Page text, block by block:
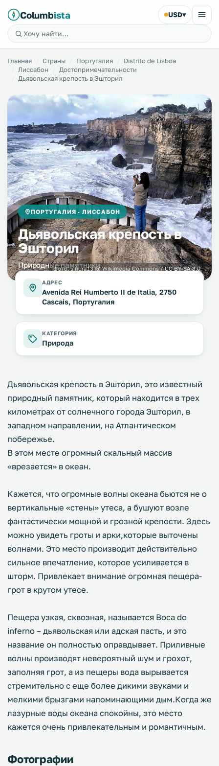
Columbista USD▾
Главная Страны Португалия
Distrito de Lisboa
Лиссабон
Достопримечательности
Дьявольская крепость в Эшторил
ПОРТУГАЛИЯ · ЛИССАБОН
Дьявольская крепость в
Эшторил
Природные памятники
фото:singra13@ Wikimedia Commons /CC BY-SA 3.0
АДРЕС
Avenida Rei Humberto II de Italia, 2750
Cascais, Португалия
КАТЕГОРИЯ
Природа
Дьявольская крепость в Эшторил, это известный
природный памятник, который находится в трех
километрах от солнечного города Эшторил, в
западном направлении, на Атлантическом
побережье.
В этом месте огромный скальный массив
«врезается» в океан.
Кажется, что огромные волны океана бьются не о
вертикальные «стены» утеса, а бушуют возле
фантастически мощной и грозной крепости. Здесь
можно увидеть гроты и арки,которые выточены
волнами. Это место производит действительно
сильное впечатление, которое усиливается в
шторм. Привлекает внимание огромная пещера-
грот в крутом утесе.
Пещера узкая, сквозная, называется Вoca do
inferno – дьявольская или адская пасть, и это
название он полностью оправдывает. Приливные
волны производят невероятный шум и грохот,
заполняя грот, а из пещеры вода вырывается
стремительно с еще более дикими звуками и
мелкими брызгами напоминающими дым.Когда же
лазурные воды океана спокойны, это место
кажется очень привлекательным и романтичным.
Фотографии